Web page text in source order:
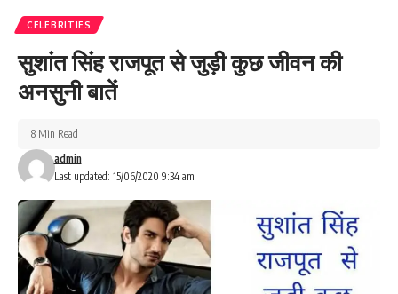
CELEBRITIES
सुशांत सिंह राजपूत से जुड़ी कुछ जीवन की
अनसुनी बातें
Last updated: 15/06/2020 9:34 am
admin
8 Min Read